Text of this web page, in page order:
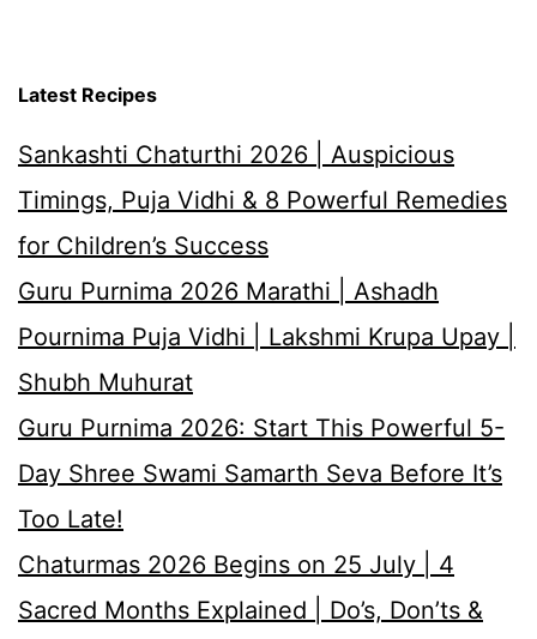
Latest Recipes
Sankashti Chaturthi 2026 | Auspicious
Timings, Puja Vidhi & 8 Powerful Remedies
for Children’s Success
Guru Purnima 2026 Marathi | Ashadh
Pournima Puja Vidhi | Lakshmi Krupa Upay |
Shubh Muhurat
Guru Purnima 2026: Start This Powerful 5-
Day Shree Swami Samarth Seva Before It’s
Too Late!
Chaturmas 2026 Begins on 25 July | 4
Sacred Months Explained | Do’s, Don’ts &